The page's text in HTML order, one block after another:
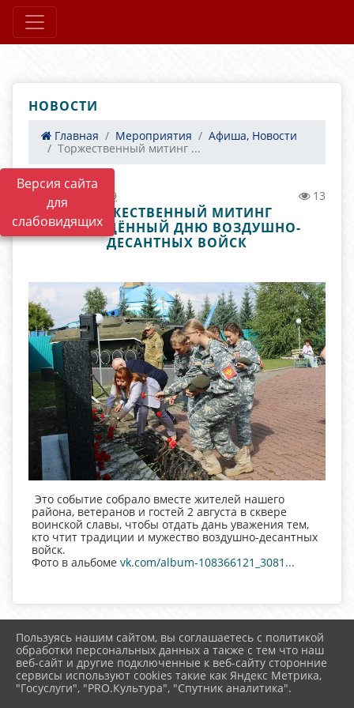
Версия сайта
для
слабовидящих
НОВОСТИ
Главная Мероприятия
Афиша, Новости
Торжественный митинг ...
17.08.2025 10:59 13
ТОРЖЕСТВЕННЫЙ МИТИНГ
ПОСВЯЩЁННЫЙ ДНЮ ВОЗДУШНО-
ДЕСАНТНЫХ ВОЙСК
Это событие собрало вместе жителей нашего
района, ветеранов и гостей 2 августа в сквере
воинской славы, чтобы отдать дань уважения тем,
кто чтит традиции и мужество воздушно-десантных
войск.
Фото в альбоме vk.com/album-108366121_3081...
2026 г. uzhur-cks.ru
Вход
Карта сайта
Политика обработки персональных данных
Пользуясь нашим сайтом, вы соглашаетесь с политикой
обработки персональных данных а также с тем что наш
веб-сайт и другие подключенные к веб-сайту сторонние
сервисы используют cookies такие как Яндекс Метрика,
"Госуслуги", "PRO.Культура", "Спутник аналитика".